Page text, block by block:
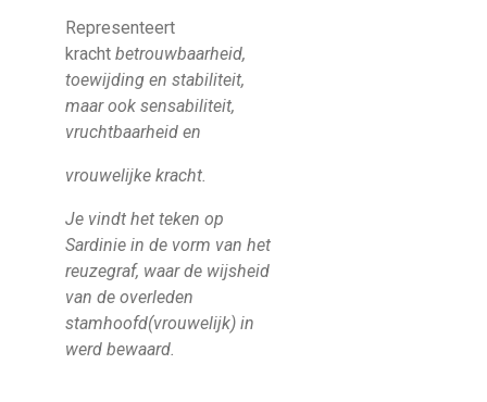
Representeert
kracht betrouwbaarheid,
toewijding en stabiliteit,
maar ook sensabiliteit,
vruchtbaarheid en
vrouwelijke kracht.
Je vindt het teken op
Sardinie in de vorm van het
reuzegraf, waar de wijsheid
van de overleden
stamhoofd(vrouwelijk) in
werd bewaard.